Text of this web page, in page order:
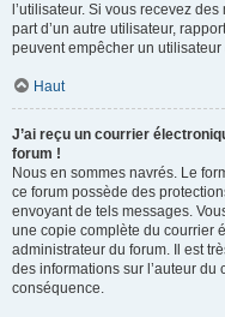
l’utilisateur. Si vous recevez
part d’un autre utilisateur,
peuvent empêcher un
Haut
J’ai reçu un courrier
forum !
Nous en sommes navrés. Le
ce forum possède des
envoyant de tels messages.
une copie complète du courrier
administrateur du forum. Il est
des informations sur l’auteur
conséquence.